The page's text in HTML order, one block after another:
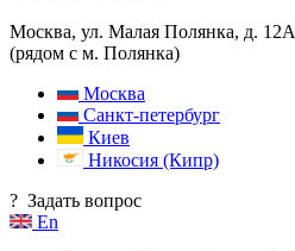
Москва, ул. Малая Полянка, д. 12А
(рядом с м. Полянка)
Москва
Санкт-петербург
Киев
Никосия (Кипр)
? Задать вопрос
En